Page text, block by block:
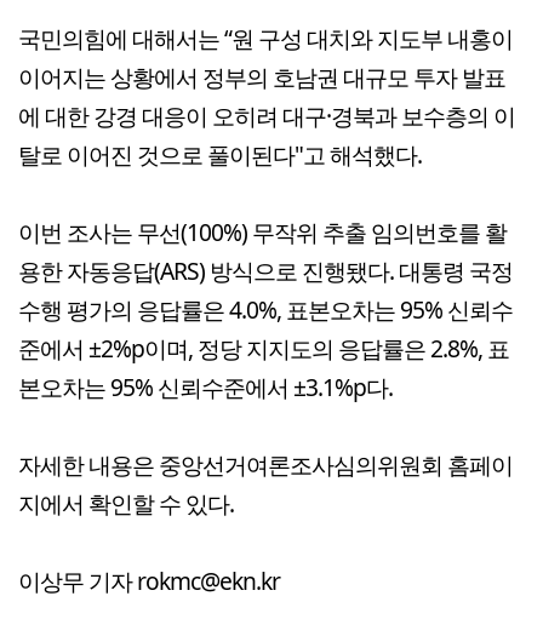
국민의힘에 대해서는 “원 구성 대치와 지도부 내홍이
이어지는 상황에서 정부의 호남권 대규모 투자 발표
에 대한 강경 대응이 오히려 대구·경북과 보수층의 이
탈로 이어진 것으로 풀이된다"고 해석했다.
이번 조사는 무선(100%) 무작위 추출 임의번호를 활
용한 자동응답(ARS) 방식으로 진행됐다. 대통령 국정
수행 평가의 응답률은 4.0%, 표본오차는 95% 신뢰수
준에서 ±2%p이며, 정당 지지도의 응답률은 2.8%, 표
본오차는 95% 신뢰수준에서 ±3.1%p다.
자세한 내용은 중앙선거여론조사심의위원회 홈페이
지에서 확인할 수 있다.
이상무 기자 rokmc@ekn.kr